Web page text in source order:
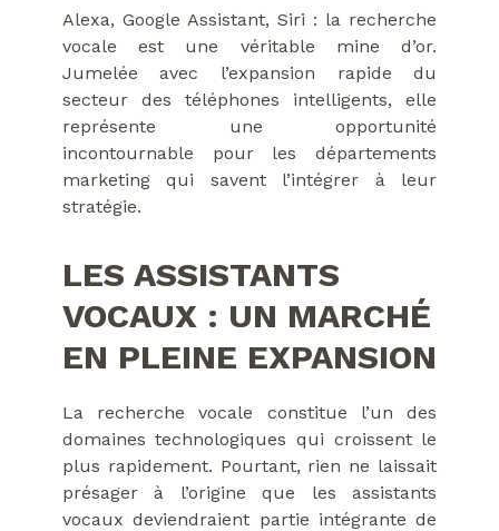
Alexa, Google Assistant, Siri : la recherche
vocale est une véritable mine d’or.
Jumelée avec l’expansion rapide du
secteur des téléphones intelligents, elle
représente une opportunité
incontournable pour les départements
marketing qui savent l’intégrer à leur
stratégie.
LES ASSISTANTS
VOCAUX : UN MARCHÉ
EN PLEINE EXPANSION
La recherche vocale constitue l’un des
domaines technologiques qui croissent le
plus rapidement. Pourtant, rien ne laissait
présager à l’origine que les assistants
vocaux deviendraient partie intégrante de